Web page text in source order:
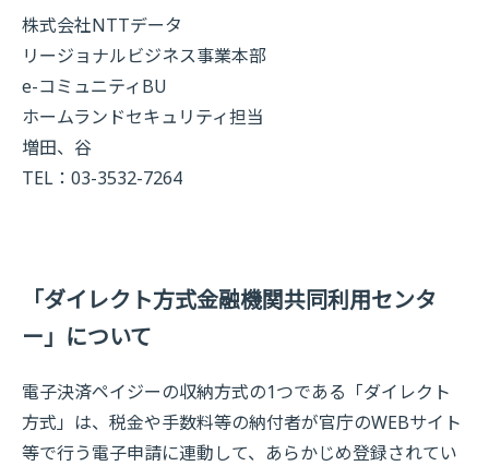
株式会社NTTデータ
リージョナルビジネス事業本部
e-コミュニティBU
ホームランドセキュリティ担当
増田、谷
TEL：03-3532-7264
「ダイレクト方式金融機関共同利用センタ
ー」について
電子決済ペイジーの収納方式の1つである「ダイレクト
方式」は、税金や手数料等の納付者が官庁のWEBサイト
等で行う電子申請に連動して、あらかじめ登録されてい